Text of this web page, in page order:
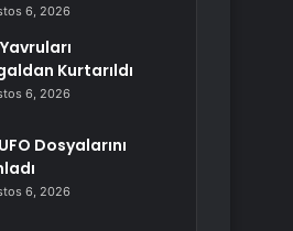
6, 2026
Kurtarıldı
6, 2026
Dosyalarını
6, 2026